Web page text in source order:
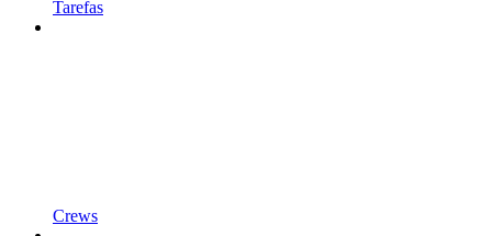
Tarefas
Crews